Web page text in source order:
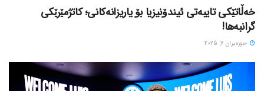
خەڵاتێکی تایبەتی ئیندۆنیزیا بۆ یاریزانەکانی؛ کاتژمێرێکی
گرانبەها!
حوزه‌یران 7, 2025